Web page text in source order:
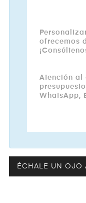
ofrecemos
Atención al
WhatsApp,
ÉCHALE UN OJO